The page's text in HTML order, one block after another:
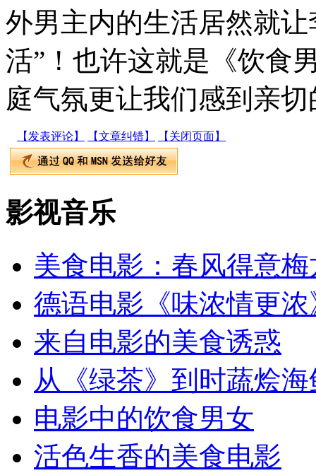
外男主内的生活居然就
活”！也许这就是《饮食
庭气氛更让我们感到亲
【发表评论】 【文章纠错】 【关闭页面】
影视音乐
美食电影：春风得意梅
德语电影《味浓情更浓
来自电影的美食诱惑
从《绿茶》到时蔬烩海
电影中的饮食男女
活色生香的美食电影